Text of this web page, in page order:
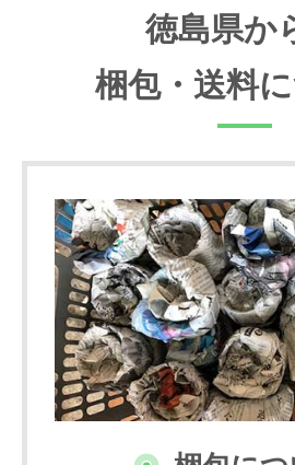
徳島県か
梱包・送料